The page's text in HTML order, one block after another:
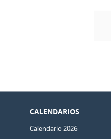
CALENDARIOS
Calendario 2026